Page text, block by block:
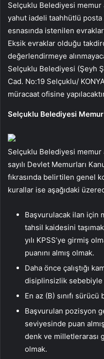
Selçuklu Belediyesi memur
yahut iadeli taahhütlü posta
esnasında istenilen
Eksik evraklar olduğu
değerlendirmeye
Selçuklu Belediyesi (Şeyh
Cad. No:19 Selçuklu/
müracaat ofisine
Selçuklu Belediyesi Memur
Selçuklu Belediyesi memur
sayılı Devlet Memurları
fıkrasında belirtilen genel
kurallar ise aşağıdaki
Başvurulacak ilan için
tahsil kaidesini
yılı KPSS’ye girmiş
puanını almış olmak.
Daha önce çalıştığı
disiplinsizlik sebebiyle
En az (B) sınıfı
Başvurulan pozisyon
seviyesinde puan
denk ve milletlerarası
olmak.